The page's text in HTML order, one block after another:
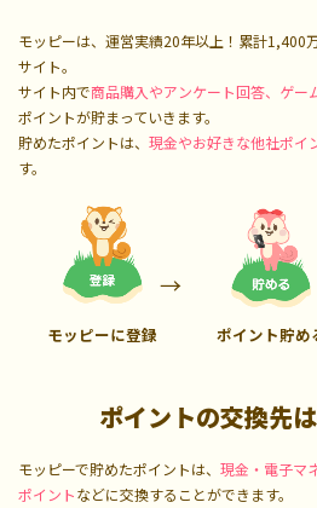
モッピーは、運営実績20年以上！累計1,400
サイト。
サイト内で商品購入やアンケート回答、ゲー
ポイントが貯まっていきます。
貯めたポイントは、 現金やお好きな他社ポイ
す。
モッピーに登録 ポイント貯め
ポイントの交換先は
モッピーで貯めたポイントは、 現金・電子マ
ポイントなどに交換することができます。